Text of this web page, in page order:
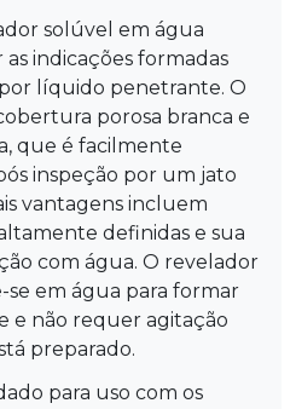
solúvel em água
indicações formadas
líquido penetrante. O
porosa branca e
que é facilmente
inspeção por um jato
vantagens incluem
definidas e sua
com água. O revelador
se em água para formar
e não requer agitação
preparado.
para uso com os